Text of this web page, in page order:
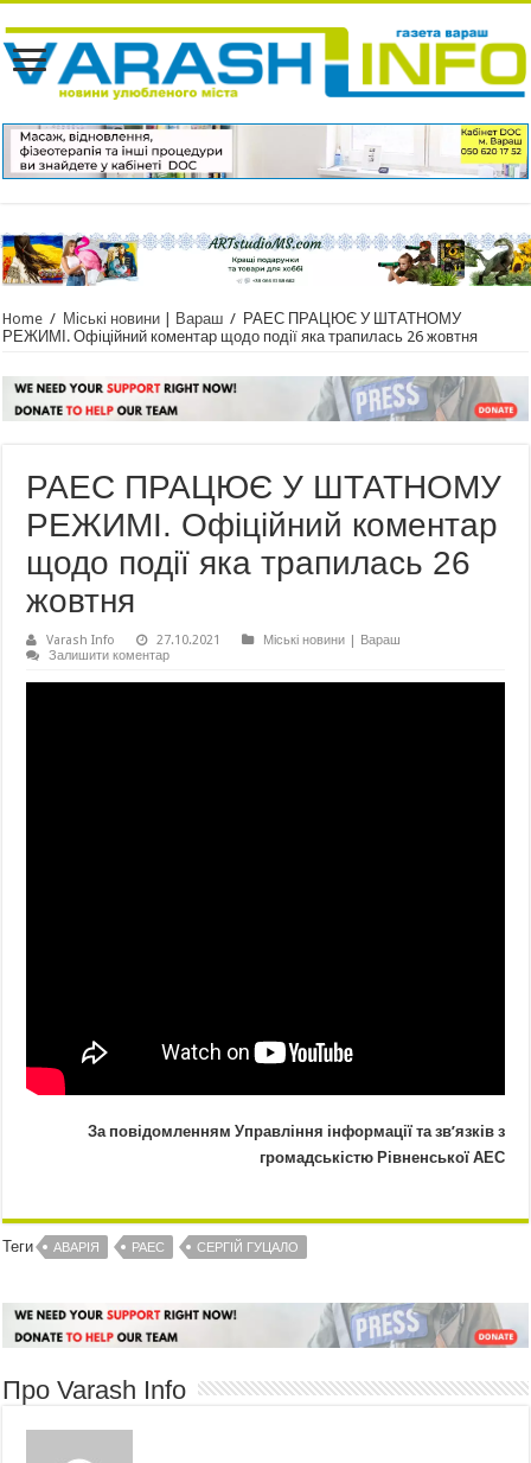
Home / Міські новини | Вараш / РАЕС ПРАЦЮЄ У ШТАТНОМУ
РЕЖИМІ. Офіційний коментар щодо події яка трапилась 26 жовтня
РАЕС ПРАЦЮЄ У ШТАТНОМУ
РЕЖИМІ. Офіційний коментар
щодо події яка трапилась 26
жовтня
Varash Info 27.10.2021
Міські новини | Вараш
Залишити коментар
За повідомленням Управління інформації та зв’язків з
громадськістю Рівненської АЕС
Теги АВАРІЯ РАЕС СЕРГІЙ ГУЦАЛО
Про Varash Info